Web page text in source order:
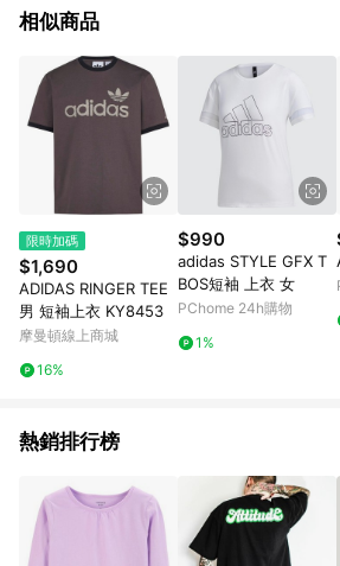
品、票券、訂閱方案、PChome儲值商品、企
值點數、點數/禮物卡 [2025/2/16起適用] - 票
[2026/6/2起適用] 《5》回饋點數的計算將會
扣 (含折價券折扣)】、【P幣扣抵】、【現金積
運費】等金額。 《6》符合LINE POINTS回饋
家訂單頁面標示「LINE回饋」，若無此標示則
POINTS點數資格亦不得使用點數紅包 。 《7》
「單一商品最高回饋點數」機制 (特殊活動時
限」)，以同一訂單中同一商品不論件數計算，
當下LINE購物所設定的回饋機制為準。 《8》
訊整合性平台，商品資料更新會有時間差，如
顏色、價位、贈品與PChome 24h購物銷售網
頁標示為準！
相似商品
限時加碼
$1,690
ADIDAS RINGER TEE
男 短袖上衣 KY8453
摩曼頓線上商城
16%
$990
adidas STYLE GFX T
BOS短袖 上衣 女
PChome 24h購物
1%
熱銷排行榜